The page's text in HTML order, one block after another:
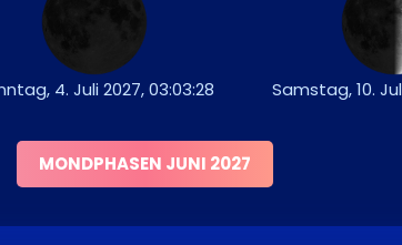
4. Juli 2027, 03:03:28 Samstag, 10.
MONDPHASEN JUNI 2027